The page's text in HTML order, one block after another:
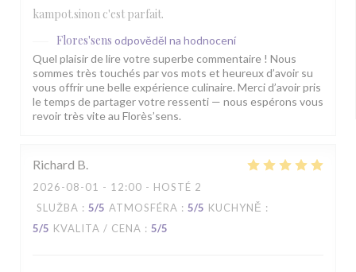
kampot.sinon c'est parfait.
Flores'sens odpověděl na hodnocení
Quel plaisir de lire votre superbe commentaire ! Nous
sommes très touchés par vos mots et heureux d’avoir su
vous offrir une belle expérience culinaire. Merci d’avoir pris
le temps de partager votre ressenti — nous espérons vous
revoir très vite au Florès’sens.
Richard B
2026-08-01 - 12:00 - HOSTÉ 2
SLUŽBA : 5/5 ATMOSFÉRA : 5/5 KUCHYNĚ :
5/5 KVALITA / CENA : 5/5